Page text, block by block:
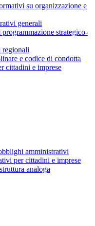
su organizzazione e
generali
strategico-
regionali
e codice di condotta
cittadini e imprese
amministrativi
per cittadini e imprese
analoga